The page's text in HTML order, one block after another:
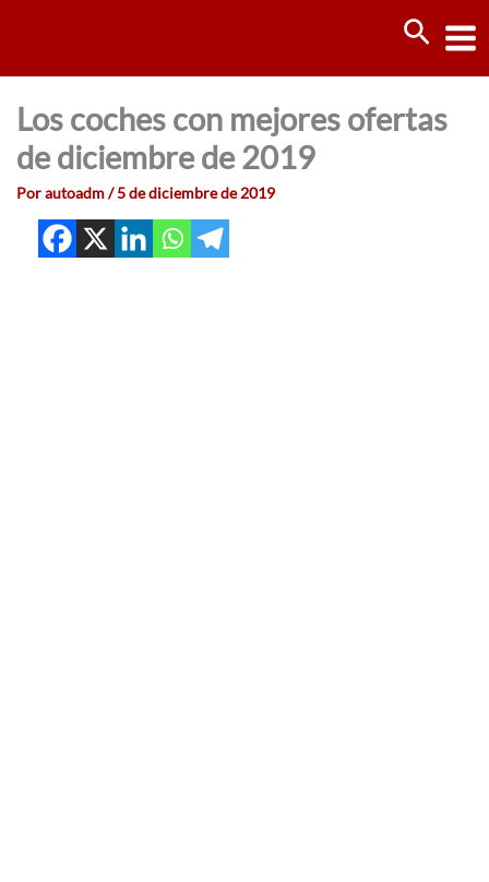
Los coches con mejores ofertas
de diciembre de 2019
Porautoadm/5 de diciembre de 2019